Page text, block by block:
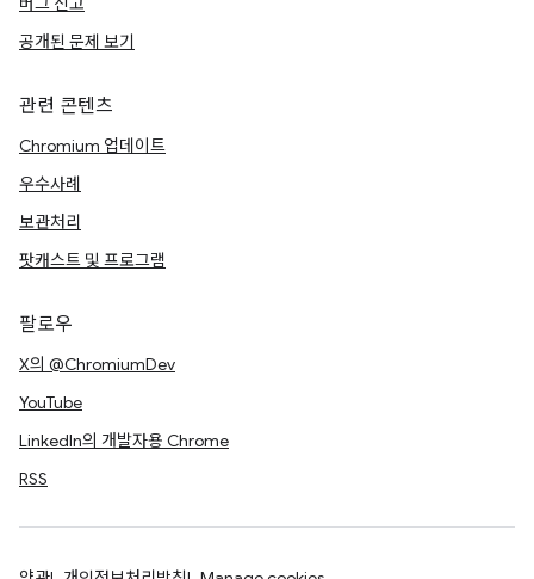
공개된 문제 보기
관련 콘텐츠
Chromium 업데이트
우수사례
보관처리
팟캐스트 및 프로그램
팔로우
X의 @ChromiumDev
YouTube
LinkedIn의 개발자용 Chrome
RSS